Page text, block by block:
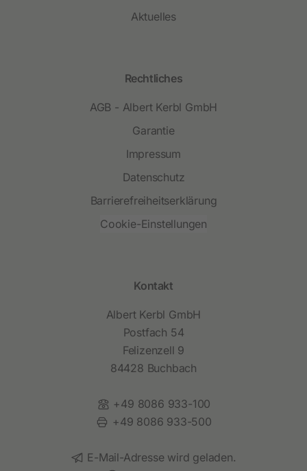
Aktuelles
Rechtliches
AGB - Albert Kerbl GmbH
Garantie
Impressum
Datenschutz
Barrierefreiheitserklärung
Cookie-Einstellungen
Kontakt
Albert Kerbl GmbH
Postfach 54
Felizenzell 9
84428 Buchbach
Telefon:
+49 8086 933-100
Fax:
+49 8086 933-500
E-Mail:
E-Mail-Adresse wird geladen.